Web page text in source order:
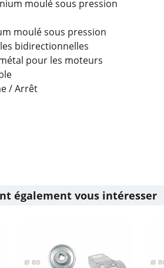
moulé sous pression
moulé sous pression
bidirectionnelles
pour les moteurs
/ Arrêt
également vous intéresser